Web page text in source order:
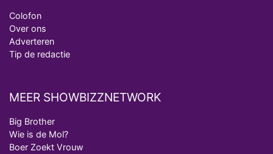
Colofon
Over ons
Adverteren
Tip de redactie
MEER SHOWBIZZNETWORK
Big Brother
Wie is de Mol?
Boer Zoekt Vrouw